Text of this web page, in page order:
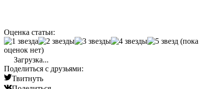
Оценка статьи:
(пока
оценок нет)
Загрузка...
Поделиться с друзьями:
Твитнуть